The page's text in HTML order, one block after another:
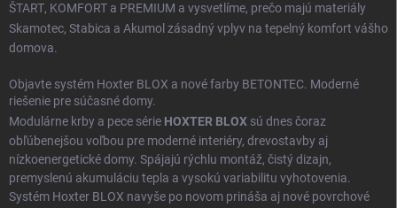
ŠTART, KOMFORT a PREMIUM a vysvetlíme, prečo majú materiály
Skamotec, Stabica a Akumol zásadný vplyv na tepelný komfort vášho
domova.
Objavte systém Hoxter BLOX a nové farby BETONTEC. Moderné
riešenie pre súčasné domy.
Modulárne krby a pece série HOXTER BLOX sú dnes čoraz
obľúbenejšou voľbou pre moderné interiéry, drevostavby aj
nízkoenergetické domy. Spájajú rýchlu montáž, čistý dizajn,
premyslenú akumuláciu tepla a vysokú variabilitu vyhotovenia.
Systém Hoxter BLOX navyše po novom prináša aj nové povrchové